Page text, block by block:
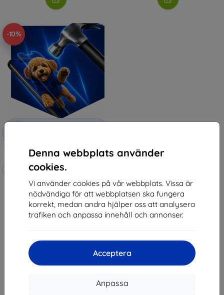
Denna webbplats använder
cookies.
Vi använder cookies på vår webbplats. Vissa är
nödvändiga för att webbplatsen ska fungera
korrekt, medan andra hjälper oss att analysera
trafiken och anpassa innehåll och annonser.
Acceptera
Anpassa
-10%
Rabatt
3mk Hammer protective film
Tillverkat efter mått
247 kr
222 kr
I lager 4 st